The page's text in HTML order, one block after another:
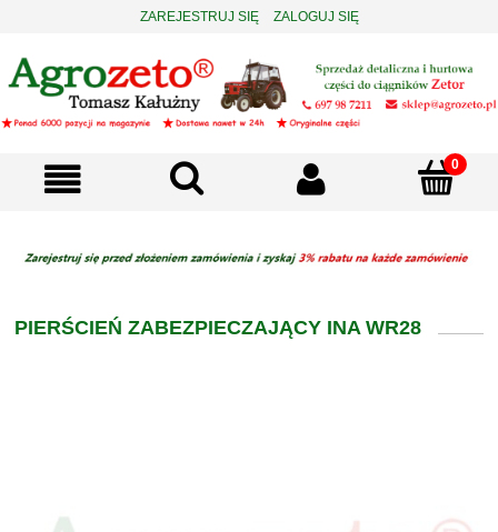
ZAREJESTRUJ SIĘ ZALOGUJ SIĘ
PIERŚCIEŃ ZABEZPIECZAJĄCY INA WR28